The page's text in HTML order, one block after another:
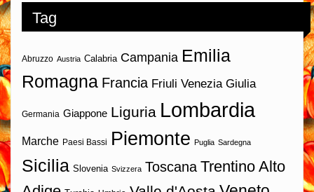
Tag
Abruzzo Austria Calabria Campania Emilia
Romagna Francia Friuli Venezia Giulia
Germania Giappone Liguria Lombardia
Marche Paesi Bassi Piemonte Puglia Sardegna
Sicilia Slovenia Svizzera Toscana Trentino Alto